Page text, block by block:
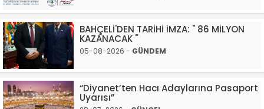
BAHÇELİ'DEN TARİHİ iMZA: " 86 MİLYON
KAZANACAK "
05-08-2026 - GÜNDEM
“Diyanet’ten Hacı Adaylarına Pasaport
Uyarısı”